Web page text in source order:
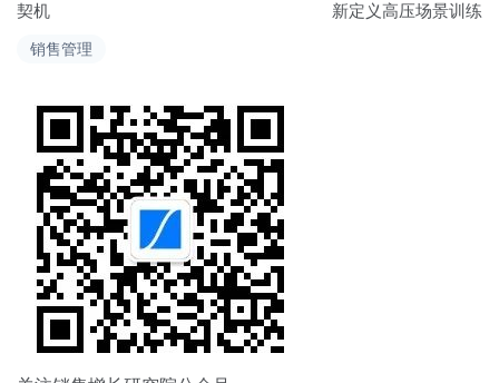
销售管理
导
契机
新定义高压场景训练